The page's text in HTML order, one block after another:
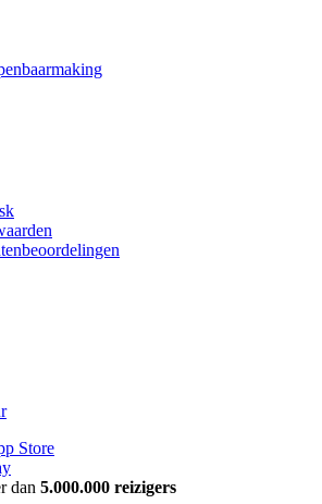
dan 5.000.000 reizigers